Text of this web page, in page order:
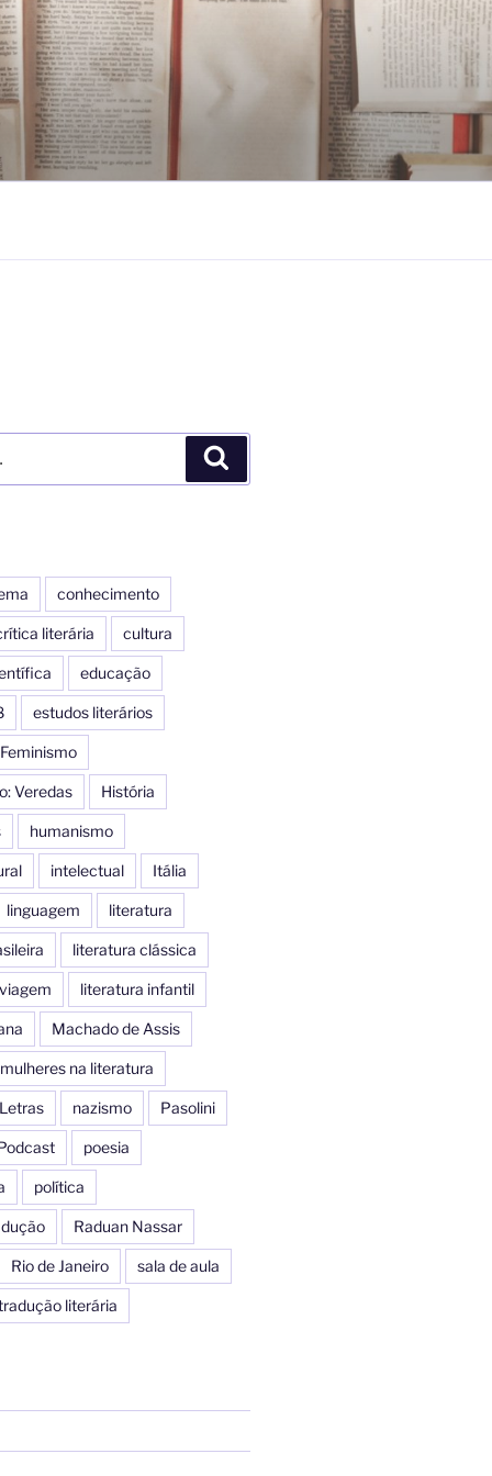
conhecimento
literária cultura
educação
estudos literários
Feminismo
Veredas História
humanismo
intelectual Itália
linguagem literatura
literatura clássica
literatura infantil
Machado de Assis
mulheres na literatura
nazismo Pasolini
poesia
política
Raduan Nassar
Rio de Janeiro sala de aula
literária